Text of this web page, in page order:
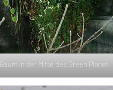
Baum in der Mitte des Green Planet